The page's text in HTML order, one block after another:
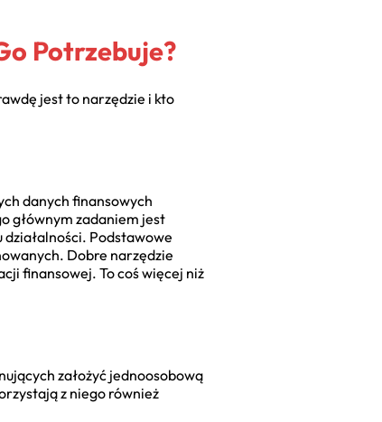
Potrzebuje?
jest to narzędzie i kto
danych finansowych
głównym zadaniem jest
Podstawowe
Dobre narzędzie
finansowej. To coś więcej niż
założyć jednoosobową
z niego również